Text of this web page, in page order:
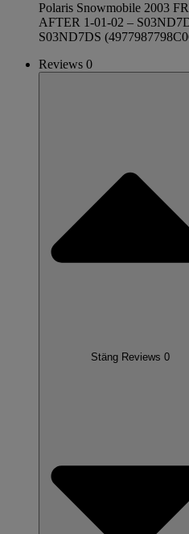
Polaris Snowmobile 2003
AFTER 1-01-02 –
S03ND7DS
Reviews 0
Stäng Reviews 0